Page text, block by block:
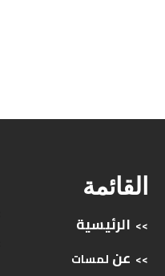
القائمة
>> الرئيسية
>> عن لمسات